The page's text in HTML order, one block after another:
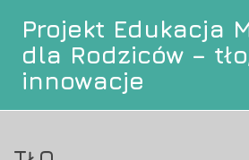
Projekt Edukacja
dla Rodziców –
innowacje